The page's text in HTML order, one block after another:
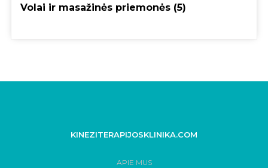
Volai ir masažinės priemonės (5)
KINEZITERAPIJOSKLINIKA.COM
APIE MUS